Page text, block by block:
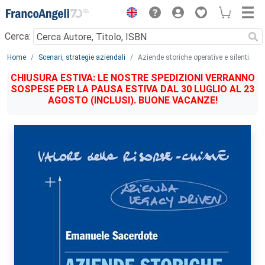
Menu
Cerca:
Main content
Home Scenari, strategie aziendali Aziende storiche operative e silenti.
CHIUSURA ESTIVA: LE NOSTRE SPEDIZIONI VERRANNO
SOSPESE PER LA PAUSA ESTIVA DAL 30 LUGLIO AL 23
AGOSTO (INCLUSI). BUONE VACANZE!